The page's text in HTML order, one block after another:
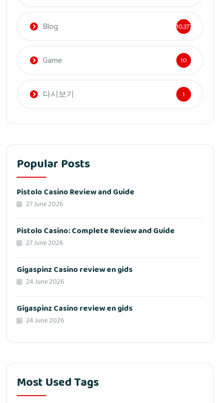
Blog 10,377
Game 10
다시보기 1
Popular Posts
Pistolo Casino Review and Guide
27 June 2026
Pistolo Casino: Complete Review and Guide
27 June 2026
Gigaspinz Casino review en gids
24 June 2026
Gigaspinz Casino review en gids
24 June 2026
Most Used Tags